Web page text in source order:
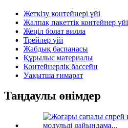
Жеткізу контейнері үйі
Жалпақ пакеттік контейнер үйі
Жеңіл болат вилла
Трейлер үйі
Жабдық баспанасы
Құрылыс материалы
Контейнерлік бассейн
Уақытша ғимарат
Таңдаулы өнімдер